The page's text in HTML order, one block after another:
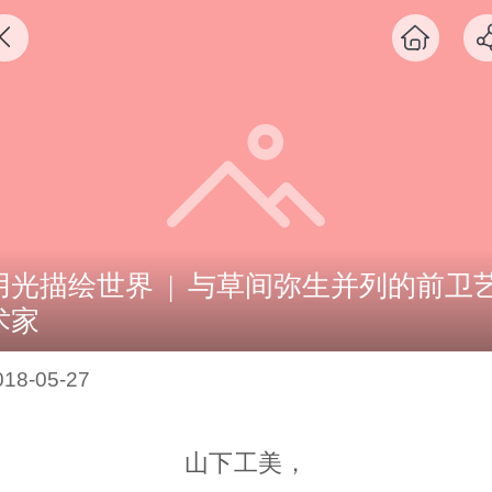
光描绘世界 | 与草间弥生并列的前卫
家
05-27
山下工美，